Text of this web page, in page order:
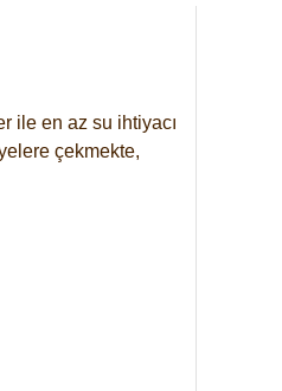
ile en az su ihtiyacı
çekmekte,